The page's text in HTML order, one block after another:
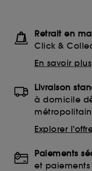
Retrait en
Click &
En savoir plus
Livraison
à domicile
Explorer
Paiements
et paiements